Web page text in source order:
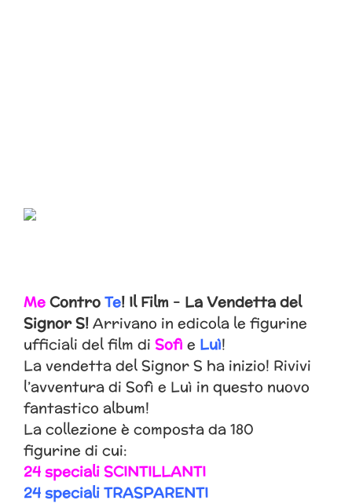
MeContro Te! Il Film– La Vendetta del
Signor S!Arrivano in edicola le figurine
ufficiali del film di Sofì e Luì!
La vendetta del Signor S ha inizio! Rivivi
l’avventura di Sofì e Luì in questo nuovo
fantastico album!
La collezione è composta da 180
figurine di cui:
24 speciali SCINTILLANTI
24 speciali TRASPARENTI